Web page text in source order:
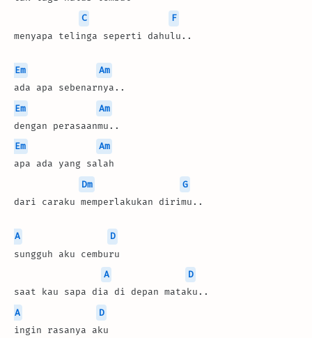
C
F
menyapa telinga seperti dahulu..
Em
Am
ada apa sebenarnya..
Em
Am
dengan perasaanmu..
Em
Am
apa ada yang salah
Dm
G
dari caraku memperlakukan dirimu..
A
D
sungguh aku cemburu
A
D
saat kau sapa dia di depan mataku..
A
D
ingin rasanya aku